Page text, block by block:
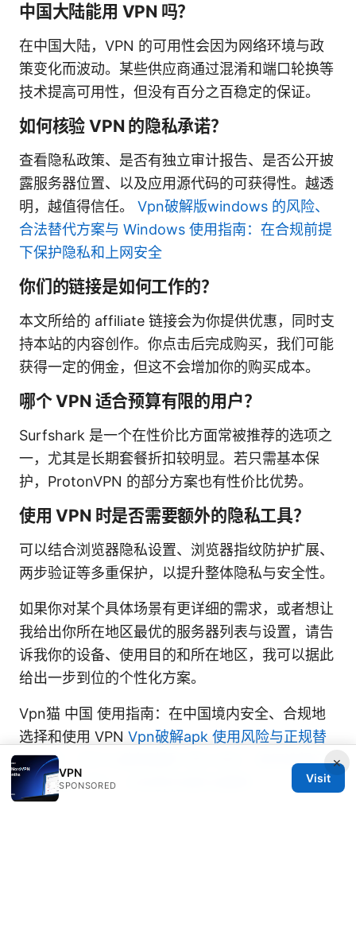
中国大陆能用 VPN 吗？
在中国大陆，VPN 的可用性会因为网络环境与政
策变化而波动。某些供应商通过混淆和端口轮换等
技术提高可用性，但没有百分之百稳定的保证。
如何核验 VPN 的隐私承诺？
查看隐私政策、是否有独立审计报告、是否公开披
露服务器位置、以及应用源代码的可获得性。越透
明，越值得信任。 Vpn破解版windows 的风险、
合法替代方案与 Windows 使用指南：在合规前提
下保护隐私和上网安全
你们的链接是如何工作的？
本文所给的 affiliate 链接会为你提供优惠，同时支
持本站的内容创作。你点击后完成购买，我们可能
获得一定的佣金，但这不会增加你的购买成本。
哪个 VPN 适合预算有限的用户？
Surfshark 是一个在性价比方面常被推荐的选项之
一，尤其是长期套餐折扣较明显。若只需基本保
护，ProtonVPN 的部分方案也有性价比优势。
使用 VPN 时是否需要额外的隐私工具？
可以结合浏览器隐私设置、浏览器指纹防护扩展、
两步验证等多重保护，以提升整体隐私与安全性。
如果你对某个具体场景有更详细的需求，或者想让
我给出你所在地区最优的服务器列表与设置，请告
诉我你的设备、使用目的和所在地区，我可以据此
给出一步到位的个性化方案。
Vpn猫 中国 使用指南：在中国境内安全、合规地
选择和使用 VPN Vpn破解apk 使用风险与正规替
代方案：为什么避免破解 VPN APK、如何选择可
靠的付费 VPN、以及常见误区全解析
×
VPN
SPONSORED
Visit